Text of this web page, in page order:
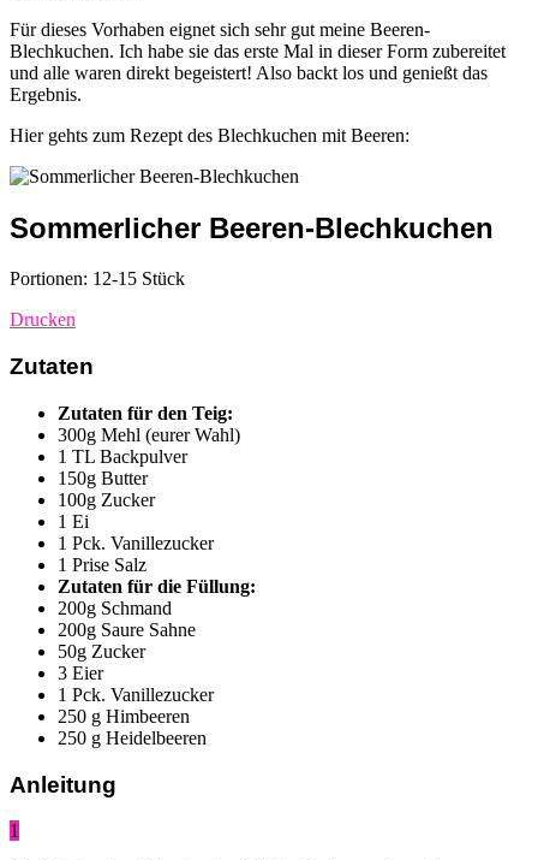
Für dieses Vorhaben eignet sich sehr gut meine Beeren-
Blechkuchen. Ich habe sie das erste Mal in dieser Form zubereitet
und alle waren direkt begeistert! Also backt los und genießt das
Ergebnis.
Hier gehts zum Rezept des Blechkuchen mit Beeren:
Sommerlicher Beeren-Blechkuchen
Portionen: 12-15 Stück
Drucken
Zutaten
Zutaten für den Teig:
300g Mehl (eurer Wahl)
1 TL Backpulver
150g Butter
100g Zucker
1 Ei
1 Pck. Vanillezucker
1 Prise Salz
Zutaten für die Füllung:
200g Schmand
200g Saure Sahne
50g Zucker
3 Eier
1 Pck. Vanillezucker
250 g Himbeeren
250 g Heidelbeeren
Anleitung
1